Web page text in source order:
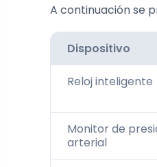
A continuación se
Dispositivo
Reloj inteligente
Monitor de
arterial